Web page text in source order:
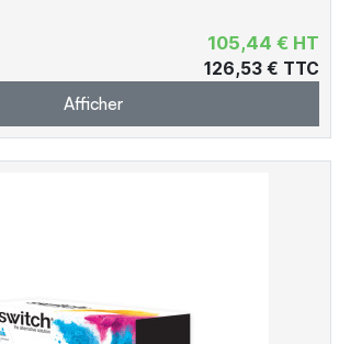
105,44 € HT
126,53 € TTC
Afficher